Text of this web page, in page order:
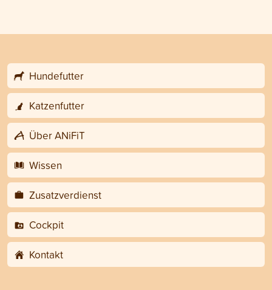
Hundefutter
Katzenfutter
Über ANiFiT
Wissen
Zusatzverdienst
Cockpit
Kontakt